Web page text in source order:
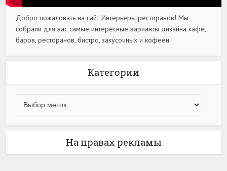
Добро пожаловать на сайт Интерьеры ресторанов! Мы
собрали для вас самые интересные варианты дизайна кафе,
баров, ресторанов, бистро, закусочных и кофеен.
Категории
На правах рекламы